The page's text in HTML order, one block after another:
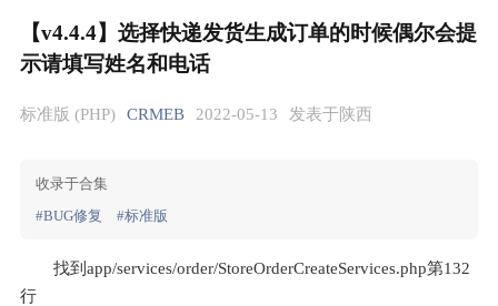
【v4.4.4】选择快递发货生成订单的时候偶尔会提
示请填写姓名和电话
标准版 (PHP) CRMEB 2022-05-13 发表于陕西
收录于合集
#BUG修复
#标准版
找到app/services/order/StoreOrderCreateServices.php第132
行